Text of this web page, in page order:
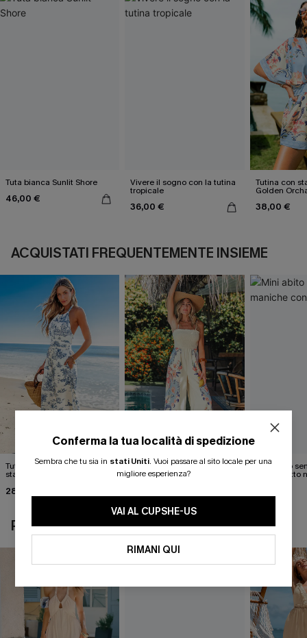
Tuta bianca Sunlit Shore
46,00 €
Vivere il sogno con la tutina
tropicale
36,00 €
Tutina con
Golden
38,00 €
ACQUISTATI FREQUENTEMENTE INSIEME
Tuta a gamba dritta con
stampa toile e collo
28,00 €
Tuta tropicale Grand
Gesture
Mini abito
con colletto
POTREBBE INTERESSARTI ANCHE
Conferma la tua località di spedizione
Sembra che tu sia in stati Uniti. Vuoi passare al sito locale per una
migliore esperienza?
VAI AL CUPSHE-US
RIMANI QUI